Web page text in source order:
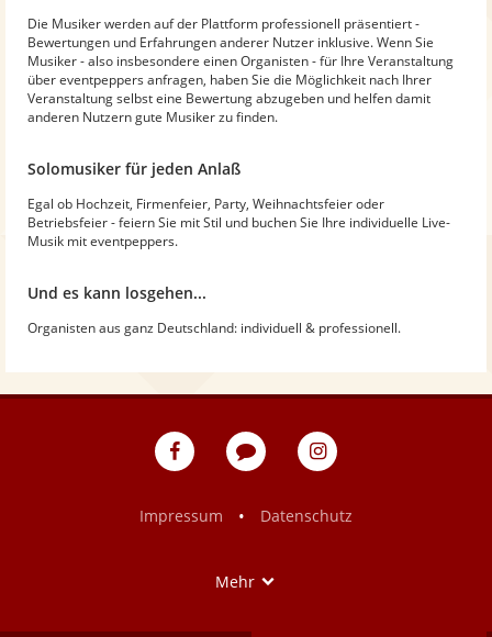
Die Musiker werden auf der Plattform professionell präsentiert -
Bewertungen und Erfahrungen anderer Nutzer inklusive. Wenn Sie
Musiker - also insbesondere einen Organisten - für Ihre Veranstaltung
über eventpeppers anfragen, haben Sie die Möglichkeit nach Ihrer
Veranstaltung selbst eine Bewertung abzugeben und helfen damit
anderen Nutzern gute Musiker zu finden.
Solomusiker für jeden Anlaß
Egal ob Hochzeit, Firmenfeier, Party, Weihnachtsfeier oder
Betriebsfeier - feiern Sie mit Stil und buchen Sie Ihre individuelle Live-
Musik mit eventpeppers.
Und es kann losgehen...
Organisten aus ganz Deutschland: individuell & professionell.
eventpeppers
Blog
eventpeppers
Impressum
• Datenschutz
Mehr